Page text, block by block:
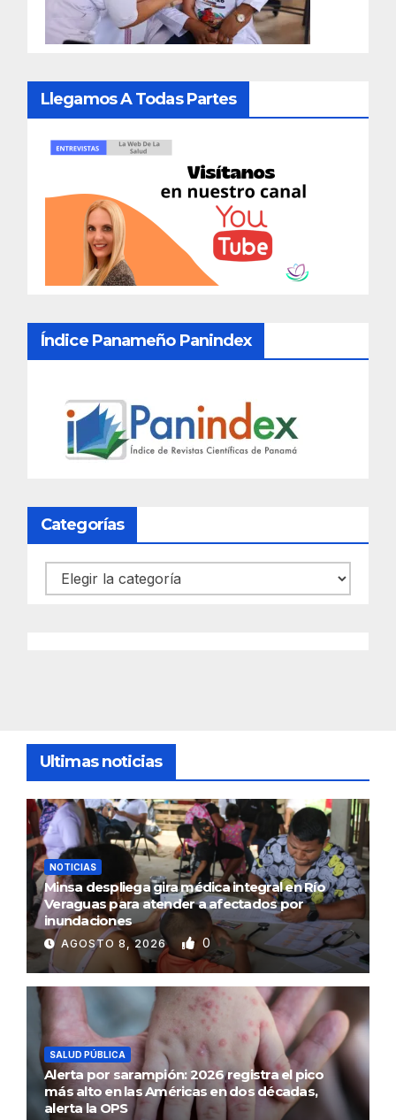
Llegamos A Todas Partes
Índice Panameño Panindex
Categorías
Categorías
Ultimas noticias
NOTICIAS
Minsa despliega gira médica integral en Río
Veraguas para atender a afectados por
inundaciones
AGOSTO 8, 2026 0
SALUD PÚBLICA
Alerta por sarampión: 2026 registra el pico
más alto en las Américas en dos décadas,
alerta la OPS